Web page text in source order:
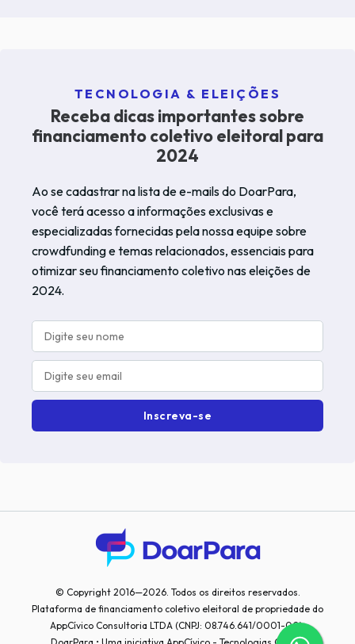
TECNOLOGIA & ELEIÇÕES
Receba dicas importantes sobre
financiamento coletivo eleitoral para
2024
Ao se cadastrar na lista de e-mails do DoarPara,
você terá acesso a informações exclusivas e
especializadas fornecidas pela nossa equipe sobre
crowdfunding e temas relacionados, essenciais para
otimizar seu financiamento coletivo nas eleições de
2024.
Inscreva-se
© Copyright 2016—2026. Todos os direitos reservados.
Plataforma de financiamento coletivo eleitoral de propriedade do
AppCívico Consultoria LTDA (CNPJ: 08.746.641/0001-00).